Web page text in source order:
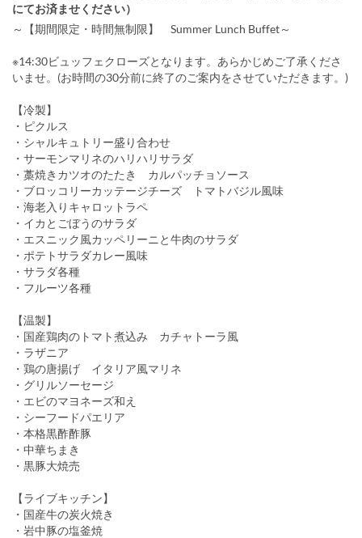
にてお済ませください）
～【期間限定・時間無制限】 Summer Lunch Buffet～
※14:30ビュッフェクローズとなります。あらかじめご了承くださ
いませ。(お時間の30分前に終了のご案内をさせていただきます。)
【冷製】
・ピクルス
・シャルキュトリー盛り合わせ
・サーモンマリネのハリハリサラダ
・藁焼きカツオのたたき カルパッチョソース
・ブロッコリーカッテージチーズ トマトバジル風味
・海老入りキャロットラペ
・イカとごぼうのサラダ
・エスニック風カッペリーニと牛肉のサラダ
・ポテトサラダカレー風味
・サラダ各種
・フルーツ各種
【温製】
・国産鶏肉のトマト煮込み カチャトーラ風
・ラザニア
・鶏の唐揚げ イタリア風マリネ
・グリルソーセージ
・エビのマヨネーズ和え
・シーフードパエリア
・本格黒酢酢豚
・中華ちまき
・黒豚大焼売
【ライブキッチン】
・国産牛の炭火焼き
・岩中豚の塩釜焼